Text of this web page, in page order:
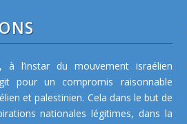
à l’instar du mouvement israélien
pour un compromis raisonnable
et palestinien. Cela dans le but de
nationales légitimes, dans la